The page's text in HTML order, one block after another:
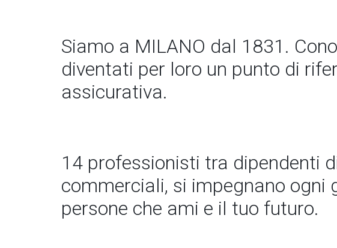
Siamo a MILANO dal 1831.
diventati per loro un punto di
assicurativa.
14 professionisti tra dipendenti
commerciali, si impegnano ogni
persone che ami e il tuo futuro.